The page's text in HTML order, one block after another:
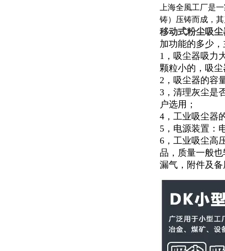
上海全風工厂是
铸）压铸而成，
移动式粉尘吸尘
加功能的多少
1，吸尘器吸力
颗粒小的，吸
2，吸尘器的容
3，清理灰尘是
户选用；
4，工业吸尘器
5，电源装置：
6，工业吸尘高
品，质量一般
漏气，附件及